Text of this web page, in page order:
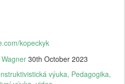
kopeckyk
30th October 2023
výuka Pedagogika